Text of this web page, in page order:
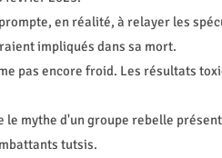
en réalité, à relayer les
impliqués dans sa mort.
pas encore froid. Les résultats
le mythe d'un groupe rebelle
tutsis.